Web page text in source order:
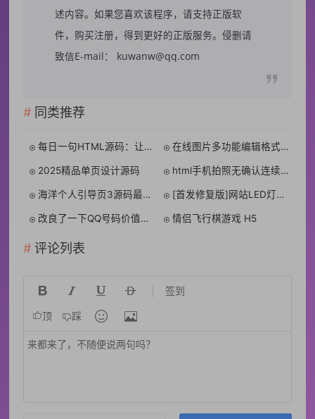
述内容。如果您喜欢该程序，请支持正版软
件，购买注册，得到更好的正版服务。侵删请
致信E-mail： kuwanw@qq.com
同类推荐
每日一句HTML源码：让每一天从一句温暖的句子开始 在线图片多功能编辑格式转换HTML源码
2025精品单页设计源码 html手机拍照无确认连续上传系统
海洋个人引导页3源码最新版 [开源] [首发修复版]网站LED灯广告代码源码
改良了一下QQ号码价值评估仅供娱乐 情侣飞行棋游戏 H5
评论列表
    签到
顶 踩  